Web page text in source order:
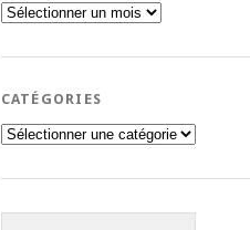
Archives
CATÉGORIES
Catégories